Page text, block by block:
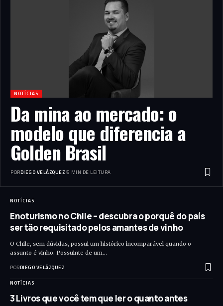
NOTÍCIAS
Da mina ao mercado: o
modelo que diferencia a
Golden Brasil
PORDIEGO VELÁZQUEZ 5 MIN DE LEITURA
NOTÍCIAS
Enoturismo no Chile – descubra o porquê do país
ser tão requisitado pelos amantes de vinho
O Chile, sem dúvidas, possui um histórico incomparável quando o
assunto é vinho. Possuinte de um…
PORDIEGO VELÁZQUEZ
NOTÍCIAS
3 Livros que você tem que ler o quanto antes